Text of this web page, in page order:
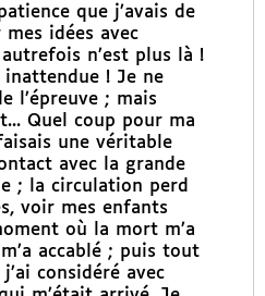
que j’avais de
idées avec
n’est plus là !
! Je ne
l’épreuve ; mais
Quel coup pour ma
une véritable
avec la grande
; la circulation perd
voir mes enfants
où la mort m’a
accablé ; puis tout
considéré avec